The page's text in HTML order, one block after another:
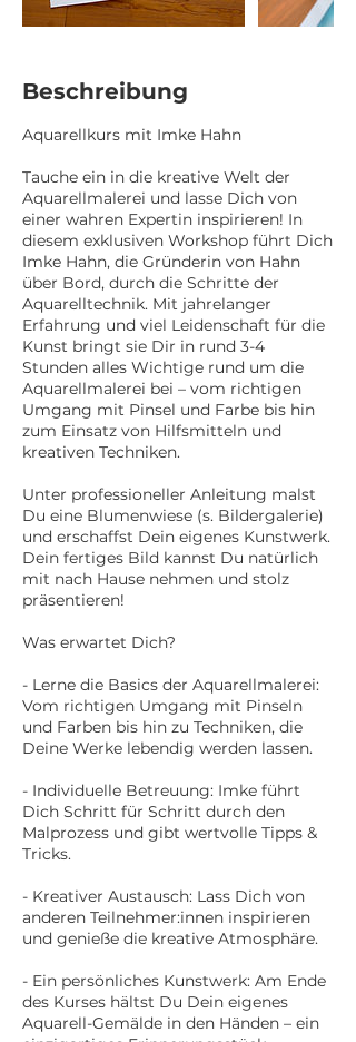
Beschreibung
Aquarellkurs mit Imke Hahn
Tauche ein in die kreative Welt der
Aquarellmalerei und lasse Dich von
einer wahren Expertin inspirieren! In
diesem exklusiven Workshop führt Dich
Imke Hahn, die Gründerin von Hahn
über Bord, durch die Schritte der
Aquarelltechnik. Mit jahrelanger
Erfahrung und viel Leidenschaft für die
Kunst bringt sie Dir in rund 3-4
Stunden alles Wichtige rund um die
Aquarellmalerei bei – vom richtigen
Umgang mit Pinsel und Farbe bis hin
zum Einsatz von Hilfsmitteln und
kreativen Techniken.
Unter professioneller Anleitung malst
Du eine Blumenwiese (s. Bildergalerie)
und erschaffst Dein eigenes Kunstwerk.
Dein fertiges Bild kannst Du natürlich
mit nach Hause nehmen und stolz
präsentieren!
Was erwartet Dich?
- Lerne die Basics der Aquarellmalerei:
Vom richtigen Umgang mit Pinseln
und Farben bis hin zu Techniken, die
Deine Werke lebendig werden lassen.
- Individuelle Betreuung: Imke führt
Dich Schritt für Schritt durch den
Malprozess und gibt wertvolle Tipps &
Tricks.
- Kreativer Austausch: Lass Dich von
anderen Teilnehmer:innen inspirieren
und genieße die kreative Atmosphäre.
- Ein persönliches Kunstwerk: Am Ende
des Kurses hältst Du Dein eigenes
Aquarell-Gemälde in den Händen – ein